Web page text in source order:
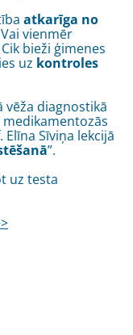
atkarīga no
vienmēr
bieži ģimenes
uz kontroles
diagnostikā
Sīviņa lekcijā
”.
uz testa